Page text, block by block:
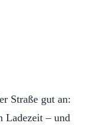
Straße gut an:
Ladezeit – und